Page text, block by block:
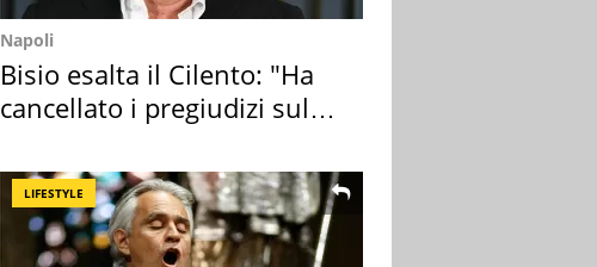
Napoli
Bisio esalta il Cilento: "Ha
cancellato i pregiudizi sul
LIFESTYLE